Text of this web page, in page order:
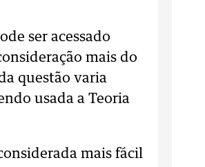
ser acessado
mais do
questão varia
usada a Teoria
mais fácil